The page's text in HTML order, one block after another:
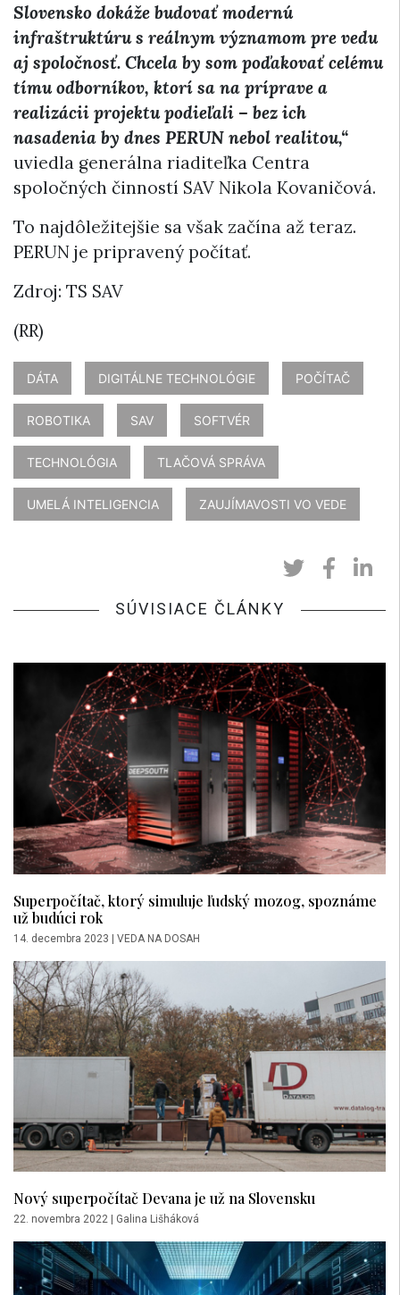
Slovensko dokáže budovať modernú
infraštruktúru s reálnym významom pre vedu
aj spoločnosť. Chcela by som poďakovať celému
tímu odborníkov, ktorí sa na príprave a
realizácii projektu podieľali – bez ich
nasadenia by dnes PERUN nebol realitou,“
uviedla generálna riaditeľka Centra
spoločných činností SAV Nikola Kovaničová.
To najdôležitejšie sa však začína až teraz.
PERUN je pripravený počítať.
Zdroj: TS SAV
(RR)
DÁTA DIGITÁLNE TECHNOLÓGIE POČÍTAČ
ROBOTIKA SAV SOFTVÉR
TECHNOLÓGIA TLAČOVÁ SPRÁVA
UMELÁ INTELIGENCIA ZAUJÍMAVOSTI VO VEDE
SÚVISIACE ČLÁNKY
Superpočítač, ktorý simuluje ľudský mozog, spoznáme
už budúci rok
14. decembra 2023 | VEDA NA DOSAH
Nový superpočítač Devana je už na Slovensku
22. novembra 2022 | Galina Lišháková